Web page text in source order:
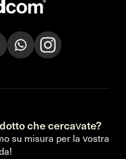
che cercavate?
su misura per la vostra